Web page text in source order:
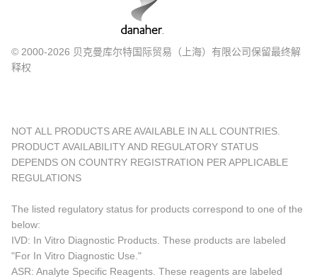
© 2000-2026 贝克曼库尔特国际贸易（上海）有限公司保留最终解
释权
NOT ALL PRODUCTS ARE AVAILABLE IN ALL COUNTRIES.
PRODUCT AVAILABILITY AND REGULATORY STATUS
DEPENDS ON COUNTRY REGISTRATION PER APPLICABLE
REGULATIONS
The listed regulatory status for products correspond to one of the
below:
IVD: In Vitro Diagnostic Products. These products are labeled
"For In Vitro Diagnostic Use."
ASR: Analyte Specific Reagents. These reagents are labeled